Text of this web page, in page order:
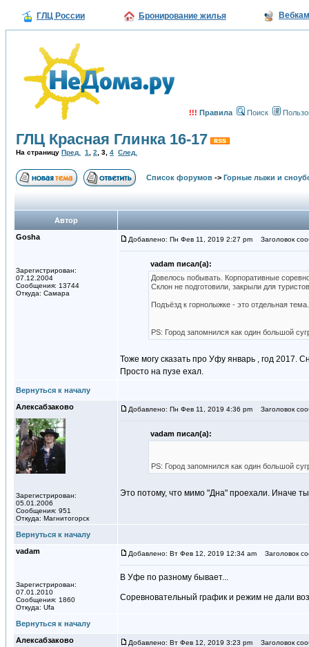
ГЛЦ России Бронирование жилья
!!! Правила Поиск
ГЛЦ Красная Глинка 16-17
На страницу Пред. 1 2 3 4 След.
Список форумов -> Горные лыжи и
Автор
Gosha
Зарегистрирован:
07.12.2004
Сообщения: 13744
Откуда: Самара
Добавлено: Пн Фев 11, 2019 2:27 pm Заголовок
vadam писал(а):
Довелось побывать. Корпоративные
Склон не подготовили, закрыли для
Подъёзд к горнолыжке - это отдельная
PS: Город запомнился как один большой
Тоже могу сказать про Уфу январь , год 2017.
Просто на пузе ехал.
Вернуться к началу
Алексабзаково
Зарегистрирован:
05.01.2006
Сообщения: 951
Откуда: Магнитогорск
Добавлено: Пн Фев 11, 2019 4:36 pm Заголовок
vadam писал(а):
PS: Город запомнился как один большой
Это потому, что мимо "Дна" проехали. Иначе
Вернуться к началу
vadam
Зарегистрирован:
07.01.2010
Сообщения: 1860
Откуда: Ufa
Добавлено: Вт Фев 12, 2019 12:34 am Заголовок
В Уфе по разному бывает...
Соревновательный график и режим не дали
Вернуться к началу
Алексабзаково
Добавлено: Вт Фев 12, 2019 3:23 pm Заголовок